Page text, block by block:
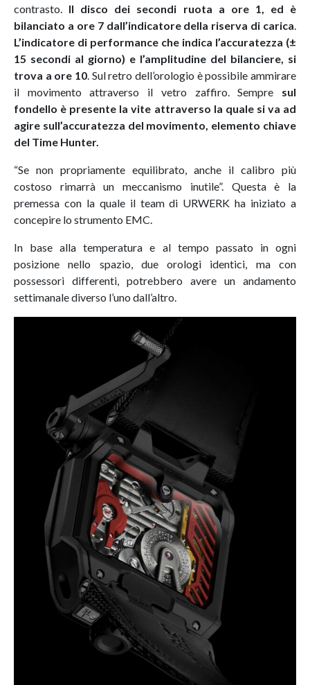
contrasto. Il disco dei secondi ruota a ore 1, ed è
bilanciato a ore 7 dall’indicatore della riserva di carica.
L’indicatore di performance che indica l’accuratezza (±
15 secondi al giorno) e l’amplitudine del bilanciere, si
trova a ore 10. Sul retro dell’orologio è possibile ammirare
il movimento attraverso il vetro zaffiro. Sempre sul
fondello è presente la vite attraverso la quale si va ad
agire sull’accuratezza del movimento, elemento chiave
del Time Hunter.
“Se non propriamente equilibrato, anche il calibro più
costoso rimarrà un meccanismo inutile”. Questa è la
premessa con la quale il team di URWERK ha iniziato a
concepire lo strumento EMC.
In base alla temperatura e al tempo passato in ogni
posizione nello spazio, due orologi identici, ma con
possessori differenti, potrebbero avere un andamento
settimanale diverso l’uno dall’altro.